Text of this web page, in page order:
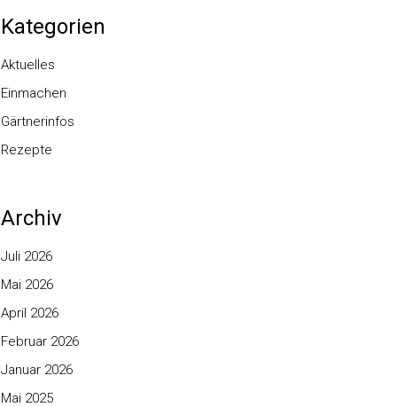
Kategorien
Aktuelles
Einmachen
Gärtnerinfos
Rezepte
Archiv
Juli 2026
Mai 2026
April 2026
Februar 2026
Januar 2026
Mai 2025